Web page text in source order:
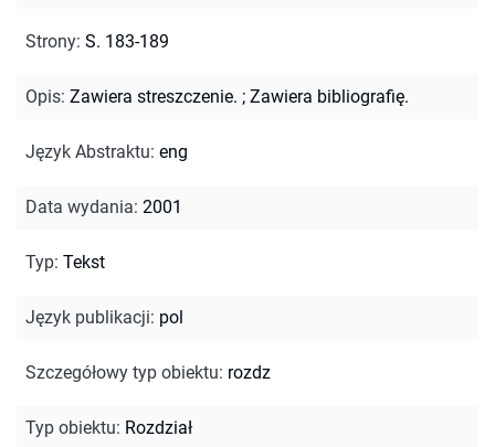
Strony: S. 183-189
Opis: Zawiera streszczenie. ; Zawiera bibliografię.
Język Abstraktu: eng
Data wydania: 2001
Typ: Tekst
Język publikacji: pol
Szczegółowy typ obiektu: rozdz
Typ obiektu: Rozdział